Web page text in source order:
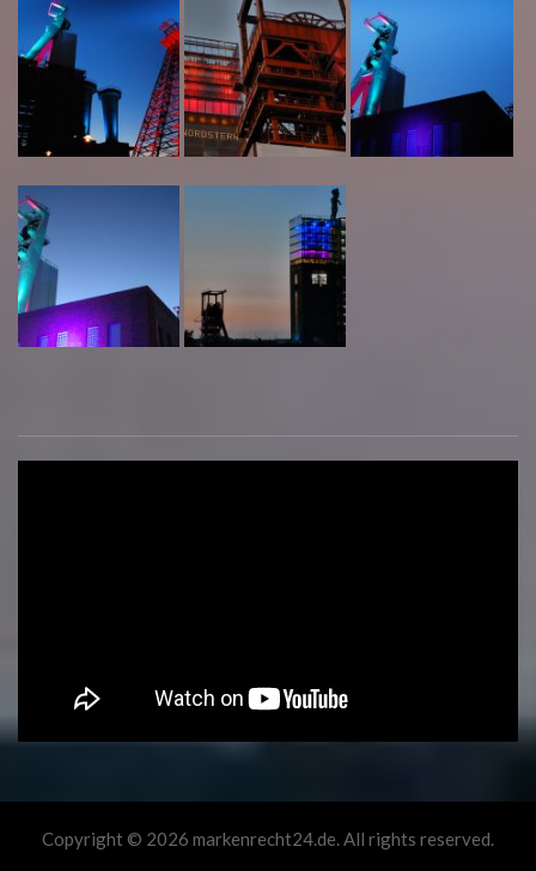
Copyright © 2026 markenrecht24.de. All rights reserved.